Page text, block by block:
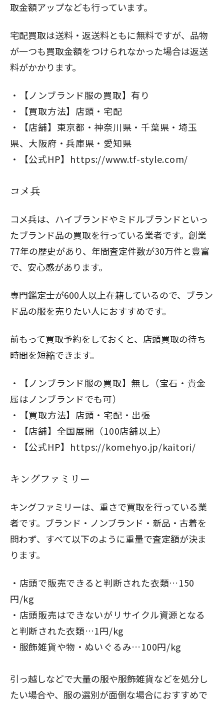
取金額アップなども行っています。
宅配買取は送料・返送料ともに無料ですが、品物
が一つも買取金額をつけられなかった場合は返送
料がかかります。
【ノンブランド服の買取】有り
【買取方法】店頭・宅配
【店舗】東京都・神奈川県・千葉県・埼玉
県、大阪府・兵庫県・愛知県
【公式HP】 https://www.tf-style.com/
コメ兵
コメ兵は、ハイブランドやミドルブランドといっ
たブランド品の買取を行っている業者です。創業
77年の歴史があり、年間査定件数が30万件と豊富
で、安心感があります。
専門鑑定士が600人以上在籍しているので、ブラン
ド品の服を売りたい人におすすめです。
前もって買取予約をしておくと、店頭買取の待ち
時間を短縮できます。
【ノンブランド服の買取】無し（宝石・貴金
属はノンブランドでも可）
【買取方法】店頭・宅配・出張
【店舗】全国展開（100店舗以上）
【公式HP】 https://komehyo.jp/kaitori/
キングファミリー
キングファミリーは、重さで買取を行っている業
者です。ブランド・ノンブランド・新品・古着を
問わず、すべて以下のように重量で査定額が決ま
ります。
店頭で販売できると判断された衣類…150
円/kg
店頭販売はできないがリサイクル資源となる
と判断された衣類…1円/kg
服飾雑貨や物・ぬいぐるみ…100円/kg
引っ越しなどで大量の服や服飾雑貨などを処分し
たい場合や、服の選別が面倒な場合におすすめで